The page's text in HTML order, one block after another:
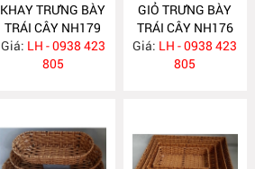
KHAY TRƯNG BÀY
TRÁI CÂY NH179
Giá: LH - 0938 423
805
GIỎ TRƯNG BÀY
TRÁI CÂY NH176
Giá: LH - 0938 423
805